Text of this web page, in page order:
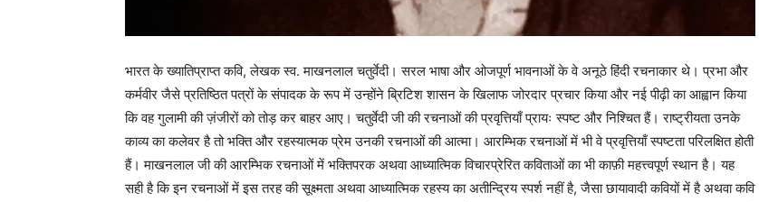
भारत के ख्यातिप्राप्त कवि, लेखक स्व. माखनलाल चतुर्वेदी। सरल भाषा और ओजपूर्ण भावनाओं के वे अनूठे हिंदी रचनाकार थे। प्रभा और
कर्मवीर जैसे प्रतिष्ठित पत्रों के संपादक के रूप में उन्होंने ब्रिटिश शासन के खिलाफ जोरदार प्रचार किया और नई पीढ़ी का आह्वान किया
कि वह गुलामी की ज़ंजीरों को तोड़ कर बाहर आए। चतुर्वेदी जी की रचनाओं की प्रवृत्तियाँ प्रायः स्पष्ट और निश्चित हैं। राष्ट्रीयता उनके
काव्य का कलेवर है तो भक्ति और रहस्यात्मक प्रेम उनकी रचनाओं की आत्मा। आरम्भिक रचनाओं में भी वे प्रवृत्तियाँ स्पष्टता परिलक्षित होती
हैं। माखनलाल जी की आरम्भिक रचनाओं में भक्तिपरक अथवा आध्यात्मिक विचारप्रेरित कविताओं का भी काफ़ी महत्त्वपूर्ण स्थान है। यह
सही है कि इन रचनाओं में इस तरह की सूक्ष्मता अथवा आध्यात्मिक रहस्य का अतीन्द्रिय स्पर्श नहीं है, जैसा छायावादी कवियों में है अथवा कवि